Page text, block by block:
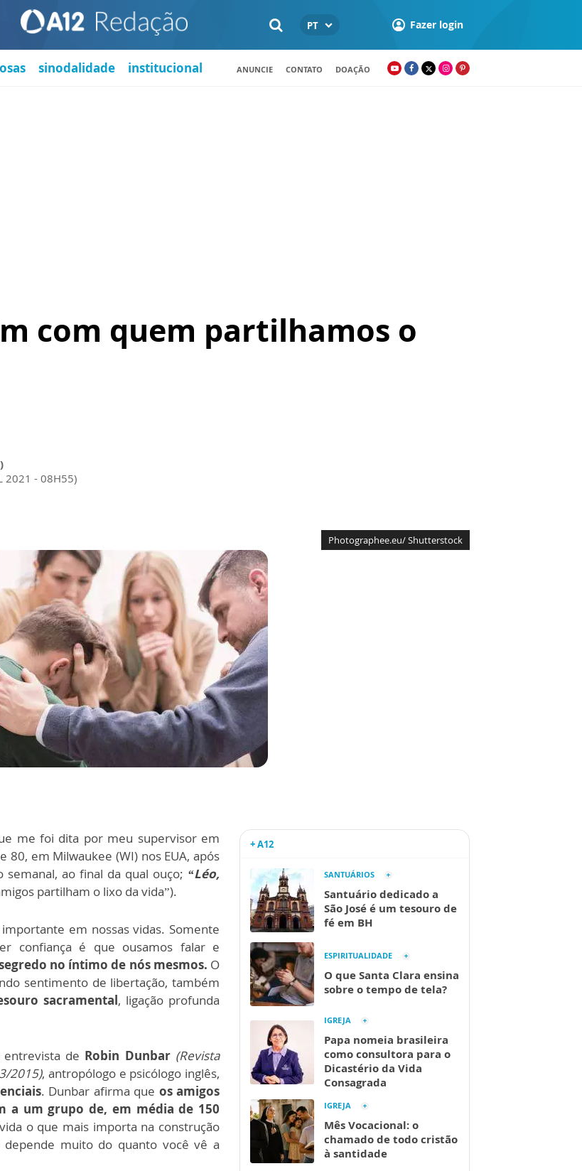
PT Fazer login
sinodalidade institucional ANUNCIE CONTATO DOAÇÃO
com quem partilhamos o
2021 - 08H55)
Photographee.eu/ Shutterstock
me foi dita por meu supervisor em
80, em Milwaukee (WI) nos EUA, após
ao final da qual ouço; “Léo,
partilham o lixo da vida”).
em nossas vidas. Somente
confiança é que ousamos falar e
no íntimo de nós mesmos. O
sentimento de libertação, também
sacramental, ligação profunda
de Robin Dunbar (Revista
2015), antropólogo e psicólogo inglês,
. Dunbar afirma que os amigos
a um grupo de, em média de 150
o que mais importa na construção
depende muito do quanto você vê a
+ A12
SANTUÁRIOS
Santuário dedicado a
São José é um tesouro de
fé em BH
ESPIRITUALIDADE
O que Santa Clara ensina
sobre o tempo de tela?
IGREJA
Papa nomeia brasileira
como consultora para o
Dicastério da Vida
Consagrada
IGREJA
Mês Vocacional: o
chamado de todo cristão
à santidade